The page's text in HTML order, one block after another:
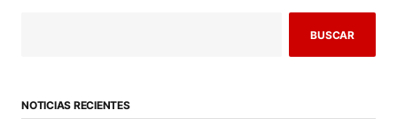
BUSCAR
NOTICIAS RECIENTES